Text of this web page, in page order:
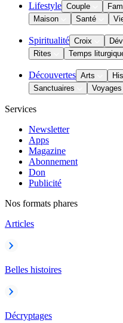
Lifestyle Couple
Maison
Santé
Spiritualité Croix
Rites
Temps
Découvertes Arts
Sanctuaires
Voyages
Services
Newsletter
Apps
Magazine
Abonnement
Don
Publicité
Nos formats phares
Articles
Belles histoires
Décryptages